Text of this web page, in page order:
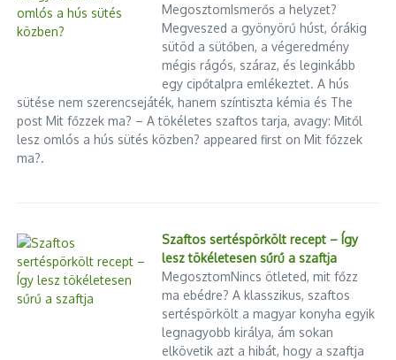
MegosztomIsmerős a helyzet?
Megveszed a gyönyörű húst, órákig
sütöd a sütőben, a végeredmény
mégis rágós, száraz, és leginkább
egy cipőtalpra emlékeztet. A hús
sütése nem szerencsejáték, hanem színtiszta kémia és The
post Mit főzzek ma? – A tökéletes szaftos tarja, avagy: Mitől
lesz omlós a hús sütés közben? appeared first on Mit főzzek
ma?.
Szaftos sertéspörkölt recept – Így
lesz tökéletesen sűrű a szaftja
MegosztomNincs ötleted, mit főzz
ma ebédre? A klasszikus, szaftos
sertéspörkölt a magyar konyha egyik
legnagyobb királya, ám sokan
elkövetik azt a hibát, hogy a szaftja